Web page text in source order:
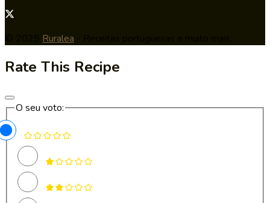
Ruralea
Rate This Recipe
O seu voto: